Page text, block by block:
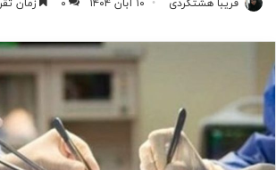
فریبا هشتگردی ۱۰ آبان ۱۴۰۴ ۰ زمان